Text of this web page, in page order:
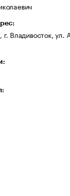
Владивосток, ул.